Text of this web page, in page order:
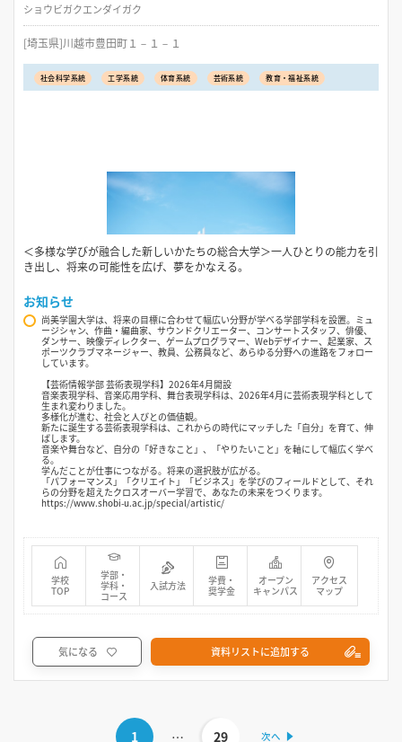
ショウビガクエンダイガク
[埼玉県]川越市豊田町１－１－１
社会科学系統 工学系統 体育系統 芸術系統 教育・福祉系統
＜多様な学びが融合した新しいかたちの総合大学＞一人ひとりの能力を引
き出し、将来の可能性を広げ、夢をかなえる。
お知らせ
尚美学園大学は、将来の目標に合わせて幅広い分野が学べる学部学科を設置。ミュ
ージシャン、作曲・編曲家、サウンドクリエーター、コンサートスタッフ、俳優、
ダンサー、映像ディレクター、ゲームプログラマー、Webデザイナー、起業家、ス
ポーツクラブマネージャー、教員、公務員など、あらゆる分野への進路をフォロー
しています。
【芸術情報学部 芸術表現学科】2026年4月開設
音楽表現学科、音楽応用学科、舞台表現学科は、2026年4月に芸術表現学科として
生まれ変わりました。
多様化が進む、社会と人びとの価値観。
新たに誕生する芸術表現学科は、これからの時代にマッチした「自分」を育て、伸
ばします。
音楽や舞台など、自分の「好きなこと」、「やりたいこと」を軸にして幅広く学べ
る。
学んだことが仕事につながる。将来の選択肢が広がる。
「パフォーマンス」「クリエイト」「ビジネス」を学びのフィールドとして、それ
らの分野を超えたクロスオーバー学習で、あなたの未来をつくります。
https://www.shobi-u.ac.jp/special/artistic/
学校
TOP
学部・
学科・
コース
入試方法
学費・
奨学金
オープン
キャンパス
アクセス
マップ
気になる 資料リストに追加する
1 … 29